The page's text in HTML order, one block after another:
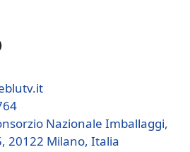
Nazionale Imballaggi,
20122 Milano, Italia